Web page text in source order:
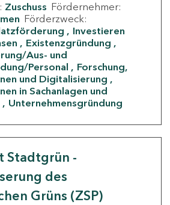
Zuschuss Fördernehmer:
Förderzweck:
Investieren
Existenzgründung
Aus- und
Personal
Forschung,
und Digitalisierung
in Sachanlagen und
Unternehmensgründung
Stadtgrün -
des
Grüns (ZSP)